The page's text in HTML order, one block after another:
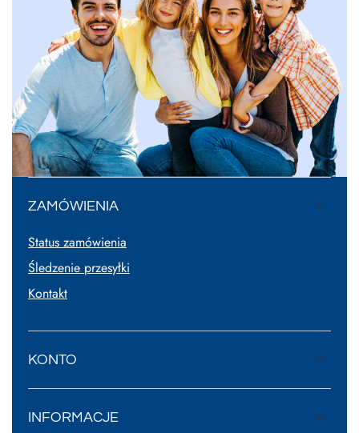
ZAMÓWIENIA
Status zamówienia
Śledzenie przesyłki
Kontakt
KONTO
INFORMACJE